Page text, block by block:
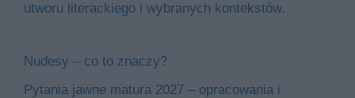
utworu literackiego i wybranych kontekstów.
Nudesy – co to znaczy?
Pytania jawne matura 2027 – opracowania i